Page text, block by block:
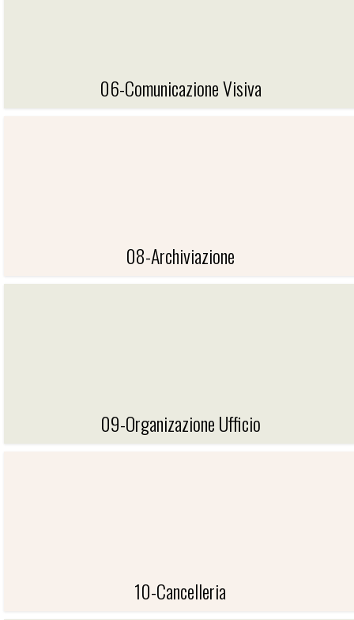
06-Comunicazione Visiva
08-Archiviazione
09-Organizazione Ufficio
10-Cancelleria